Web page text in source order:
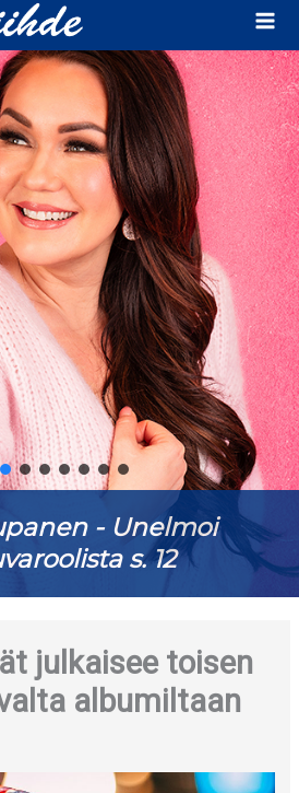
- Unelmoi
s. 12
julkaisee toisen
albumiltaan